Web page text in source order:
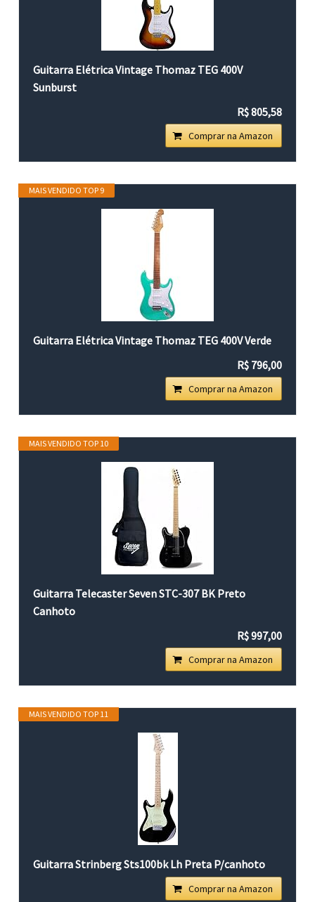
Guitarra Elétrica Vintage Thomaz TEG 400V
Sunburst
R$ 805,58
Comprar na Amazon
MAIS VENDIDO TOP 9
Guitarra Elétrica Vintage Thomaz TEG 400V Verde
R$ 796,00
Comprar na Amazon
MAIS VENDIDO TOP 10
Guitarra Telecaster Seven STC-307 BK Preto
Canhoto
R$ 997,00
Comprar na Amazon
MAIS VENDIDO TOP 11
Guitarra Strinberg Sts100bk Lh Preta P/canhoto
Comprar na Amazon